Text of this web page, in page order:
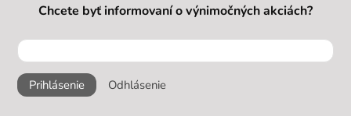
Chcete byť informovaní o výnimočných akciách?
Prihlásenie Odhlásenie